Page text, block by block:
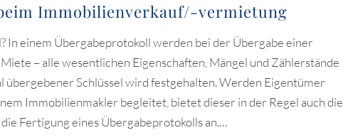
Immobilienverkauf/-vermietung
In einem Übergabeprotokoll werden bei der Übergabe einer
– alle wesentlichen Eigenschaften, Mängel und Zählerstände
übergebener Schlüssel wird festgehalten. Werden Eigentümer
Immobilienmakler begleitet, bietet dieser in der Regel auch die
Fertigung eines Übergabeprotokolls an.…